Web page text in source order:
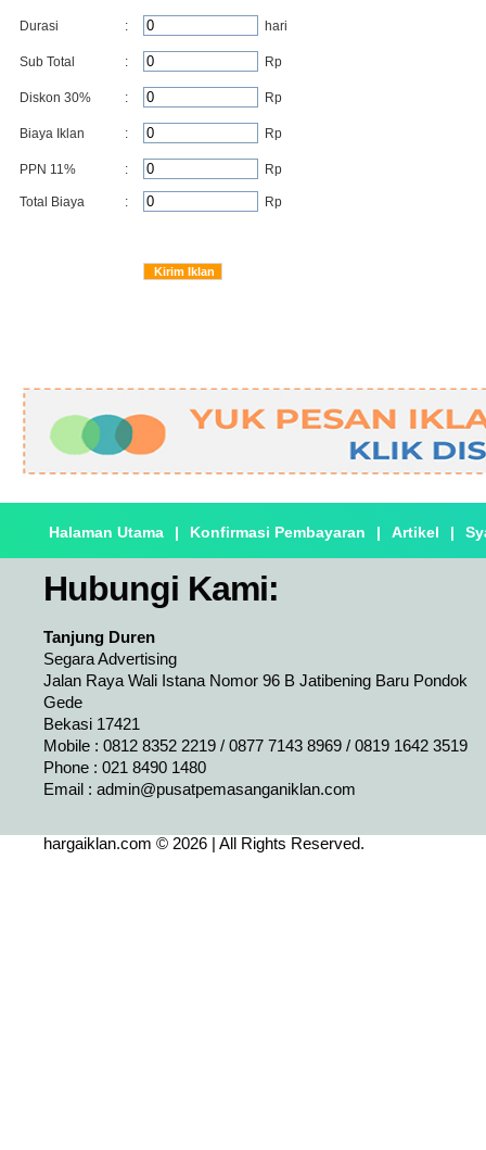
Durasi : hari
Sub Total : Rp
Diskon 30% : Rp
Biaya Iklan : Rp
PPN 11% : Rp
Total Biaya : Rp
Halaman Utama | Konfirmasi Pembayaran | Artikel |
Hubungi Kami:
Tanjung Duren
Segara Advertising
Jalan Raya Wali Istana Nomor 96 B Jatibening Baru Pondok
Gede
Bekasi 17421
Mobile : 0812 8352 2219 / 0877 7143 8969 / 0819 1642 3519
Phone : 021 8490 1480
Email : admin@pusatpemasanganiklan.com
hargaiklan.com © 2026 | All Rights Reserved.